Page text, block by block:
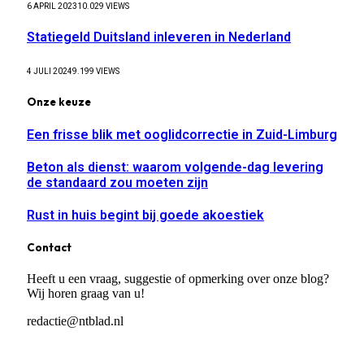
6 APRIL 202310.029 VIEWS
Statiegeld Duitsland inleveren in Nederland
4 JULI 20249.199 VIEWS
Onze keuze
Een frisse blik met ooglidcorrectie in Zuid-Limburg
Beton als dienst: waarom volgende-dag levering
de standaard zou moeten zijn
Rust in huis begint bij goede akoestiek
Contact
Heeft u een vraag, suggestie of opmerking over onze blog?
Wij horen graag van u!
redactie@ntblad.nl